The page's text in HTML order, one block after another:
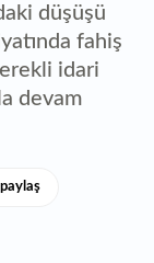
düşüşü
fahiş
idari
devam